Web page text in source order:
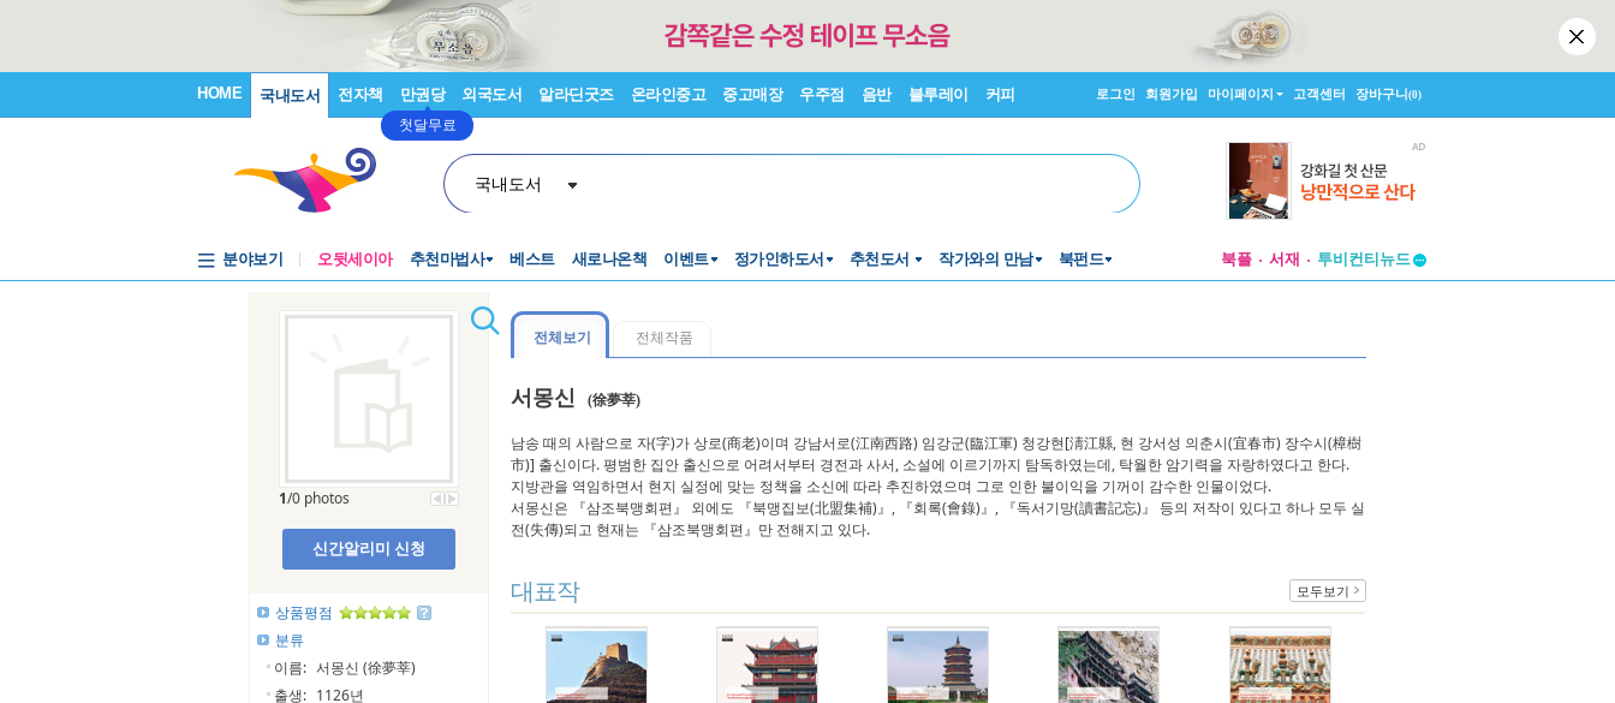
HOME 국내도서 전자책 만권당
첫달무료
외국도서 알라딘굿즈 온라인중고 중고매장 우주점 음반 블루레이 커피 로그인 회원가입 마이페이지 고객센터 장바구니(0)
국내도서
분야보기 오뒷세이아 추천마법사 베스트 새로나온책 이벤트 정가인하도서 추천도서 작가와의 만남 북펀드 북플 서재
투비컨티뉴드
1/0 photos
신간알리미 신청
상품평점
분류
이름: 서몽신 (徐夢莘)
출생: 1126년
전체보기 전체작품
서몽신 (徐夢莘)
남송 때의 사람으로 자(字)가 상로(商老)이며 강남서로(江南西路) 임강군(臨江軍) 청강현[淸江縣, 현 강서성 의춘시(宜春市) 장수시(樟樹
市)] 출신이다. 평범한 집안 출신으로 어려서부터 경전과 사서, 소설에 이르기까지 탐독하였는데, 탁월한 암기력을 자랑하였다고 한다.
지방관을 역임하면서 현지 실정에 맞는 정책을 소신에 따라 추진하였으며 그로 인한 불이익을 기꺼이 감수한 인물이었다.
서몽신은 『삼조북맹회편』 외에도 『북맹집보(北盟集補)』, 『회록(會錄)』, 『독서기망(讀書記忘)』 등의 저작이 있다고 하나 모두 실
전(失傳)되고 현재는 『삼조북맹회편』만 전해지고 있다.
대표작 모두보기